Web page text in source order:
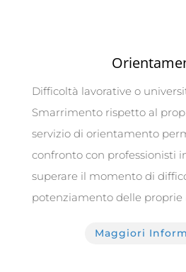
Difficoltà lavorative o
Smarrimento rispetto al
servizio di orientamento
confronto con professionisti
superare il momento di
potenziamento delle proprie
Maggiori